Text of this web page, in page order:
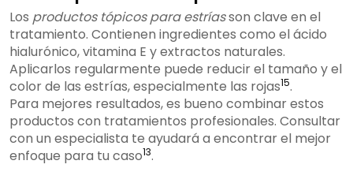
Los productos tópicos para estríasson clave en el
tratamiento. Contienen ingredientes como el ácido
hialurónico, vitamina E y extractos naturales.
Aplicarlos regularmente puede reducir el tamaño y el
color de las estrías, especialmente las rojas15.
Para mejores resultados, es bueno combinar estos
productos con tratamientos profesionales. Consultar
con un especialista te ayudará a encontrar el mejor
enfoque para tu caso13.